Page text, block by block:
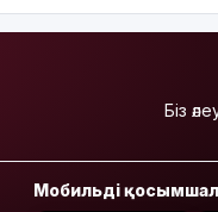
әрекеттенген
100-ге
14
қыркүйектен
бастап
Біз
Мобильді